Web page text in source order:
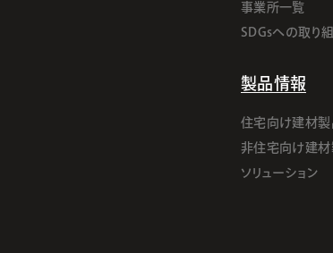
事業所一覧
SDGsへの取り
製品情報
住宅向け建材製
非住宅向け建材
ソリューション